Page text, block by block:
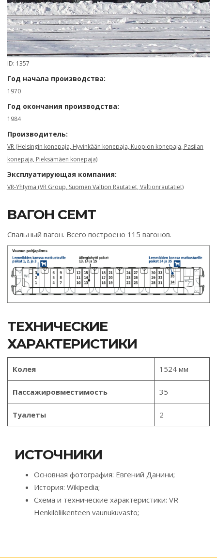
ID: 1357
Год начала производства:
1970
Год окончания производства:
1984
Производитель:
VR (Helsingin konepaja, Hyvinkään konepaja, Kuopion konepaja, Pasilan
konepaja, Pieksämäen konepaja)
Эксплуатирующая компания:
VR-Yhtymä (VR Group, Suomen Valtion Rautatiet, Valtionrautatiet)
ВАГОН CEMT
Спальный вагон. Всего построено 115 вагонов.
ТЕХНИЧЕСКИЕ
ХАРАКТЕРИСТИКИ
Колея 1524 мм
Пассажировместимость 35
Туалеты 2
ИСТОЧНИКИ
Основная фотография: Евгений Данини;
История: Wikipedia;
Схема и технические характеристики: VR
Henkilöliikenteen vaunukuvasto;